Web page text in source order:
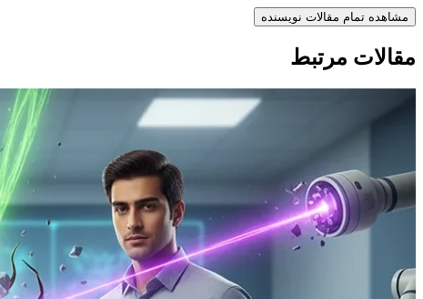
مشاهده تمام مقالات نویسنده
مقالات مرتبط